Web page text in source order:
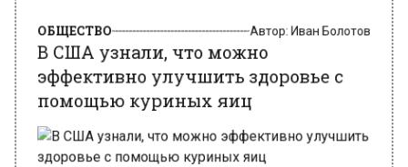
эффективно улучшить здоровье с
помощью куриных яиц